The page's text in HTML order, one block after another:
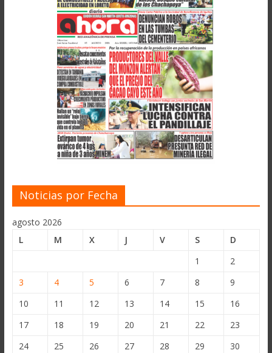
Noticias por Fecha
agosto 2026
L
M X J V S
D
1
2
3
4 5 6 7 8
9
10
11 12 13 14 15
16
17
18 19 20 21 22
23
24
25 26 27 28 29
30